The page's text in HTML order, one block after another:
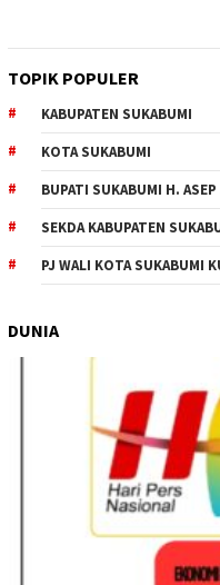
TOPIK POPULER
KABUPATEN SUKABUMI
KOTA SUKABUMI
BUPATI SUKABUMI H. ASEP
SEKDA KABUPATEN
PJ WALI KOTA SUKABUMI
DUNIA